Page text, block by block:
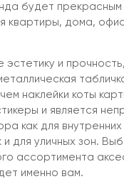
будет прекрасным
квартиры, дома,
и прочность,
наклейки коты
и является
как для внутренних
для уличных зон.
ассортимента
именно вам.